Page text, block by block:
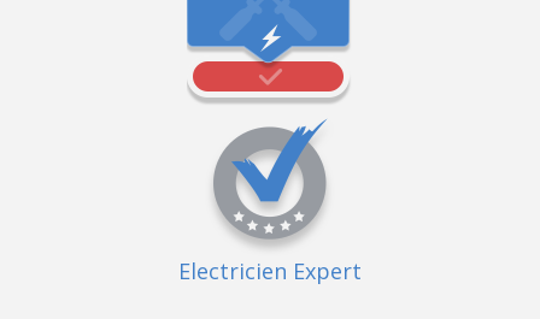
Electricien Expert